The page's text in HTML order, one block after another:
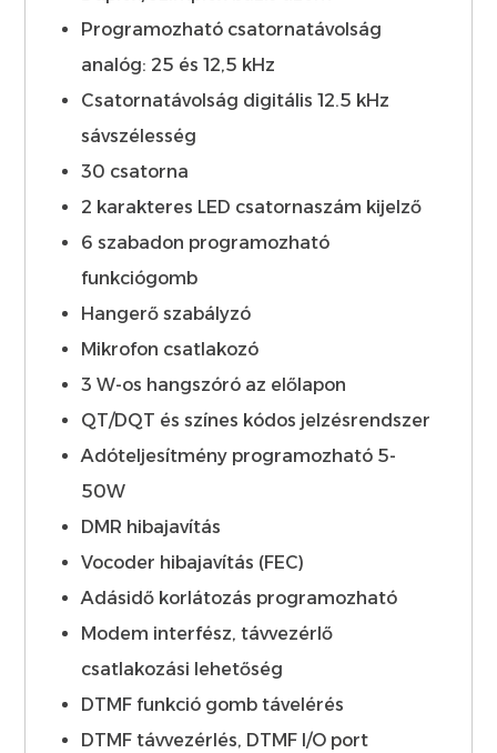
Programozható csatornatávolság
analóg: 25 és 12,5 kHz
Csatornatávolság digitális 12.5 kHz
sávszélesség
30 csatorna
2 karakteres LED csatornaszám kijelző
6 szabadon programozható
funkciógomb
Hangerő szabályzó
Mikrofon csatlakozó
3 W-os hangszóró az előlapon
QT/DQT és színes kódos jelzésrendszer
Adóteljesítmény programozható 5-
50W
DMR hibajavítás
Vocoder hibajavítás (FEC)
Adásidő korlátozás programozható
Modem interfész, távvezérlő
csatlakozási lehetőség
DTMF funkció gomb távelérés
DTMF távvezérlés, DTMF I/O port